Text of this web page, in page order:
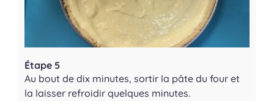
Étape 5
Au bout de dix minutes, sortir la pâte du four et
la laisser refroidir quelques minutes.